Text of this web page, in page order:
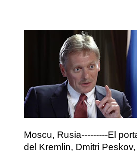
Moscu, Rusia---------El
del Kremlin, Dmitri